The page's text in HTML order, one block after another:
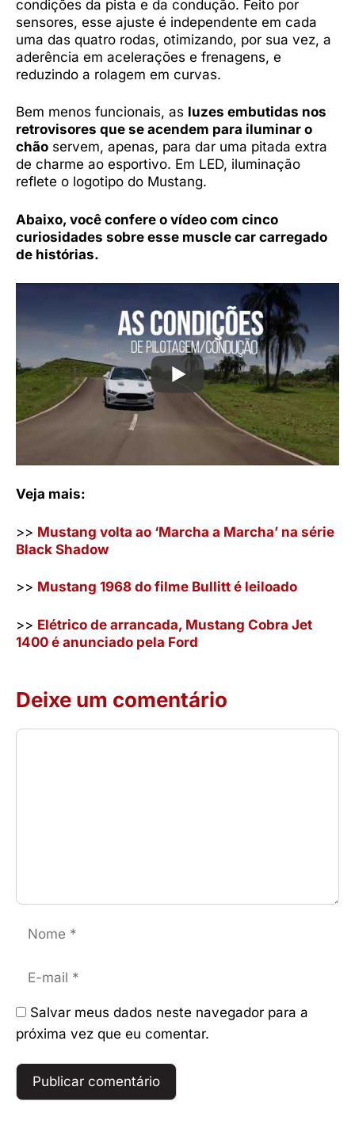
condições da pista e da condução. Feito por
sensores, esse ajuste é independente em cada
uma das quatro rodas, otimizando, por sua vez, a
aderência em acelerações e frenagens, e
reduzindo a rolagem em curvas.
Bem menos funcionais, as luzes embutidas nos
retrovisores que se acendem para iluminar o
chão servem, apenas, para dar uma pitada extra
de charme ao esportivo. Em LED, iluminação
reflete o logotipo do Mustang.
Abaixo, você confere o vídeo com cinco
curiosidades sobre esse muscle car carregado
de histórias.
Veja mais:
>> Mustang volta ao ‘Marcha a Marcha’ na série
Black Shadow
>> Mustang 1968 do filme Bullitt é leiloado
>> Elétrico de arrancada, Mustang Cobra Jet
1400 é anunciado pela Ford
Deixe um comentário
Comentário
Nome
E-
mail
Salvar meus dados neste navegador para a
próxima vez que eu comentar.